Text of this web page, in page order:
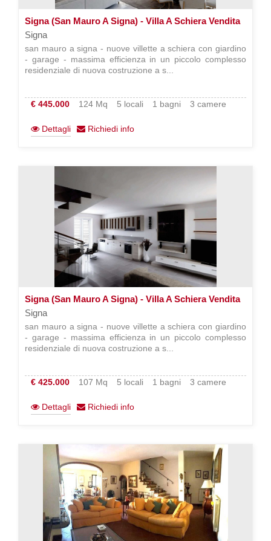
Signa (San Mauro A Signa) - Villa A Schiera Vendita
Signa
san mauro a signa - nuove villette a schiera con giardino
- garage - massima efficienza in un piccolo complesso
residenziale di nuova costruzione a s...
€ 445.000 124 Mq 5 locali 1 bagni 3 camere
Dettagli Richiedi info
Signa (San Mauro A Signa) - Villa A Schiera Vendita
Signa
san mauro a signa - nuove villette a schiera con giardino
- garage - massima efficienza in un piccolo complesso
residenziale di nuova costruzione a s...
€ 425.000 107 Mq 5 locali 1 bagni 3 camere
Dettagli Richiedi info